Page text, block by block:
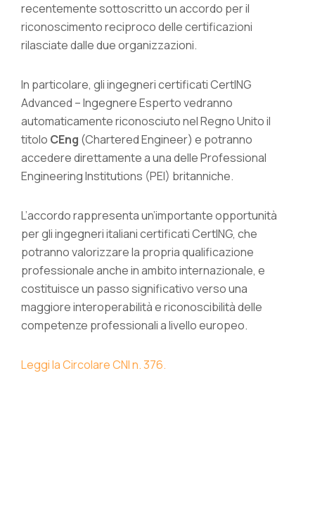
recentemente sottoscritto un accordo per il
riconoscimento reciproco delle certificazioni
rilasciate dalle due organizzazioni.
In particolare, gli ingegneri certificati CertING
Advanced – Ingegnere Esperto vedranno
automaticamente riconosciuto nel Regno Unito il
titolo CEng (Chartered Engineer) e potranno
accedere direttamente a una delle Professional
Engineering Institutions (PEI) britanniche.
L’accordo rappresenta un’importante opportunità
per gli ingegneri italiani certificati CertING, che
potranno valorizzare la propria qualificazione
professionale anche in ambito internazionale, e
costituisce un passo significativo verso una
maggiore interoperabilità e riconoscibilità delle
competenze professionali a livello europeo.
Leggi la Circolare CNI n. 376.